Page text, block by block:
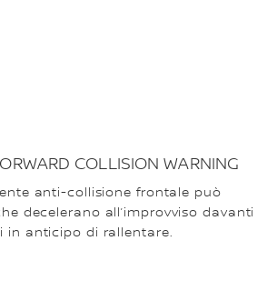
COLLISION WARNING
anti-collisione frontale può
decelerano all’improvviso davanti
in anticipo di rallentare.